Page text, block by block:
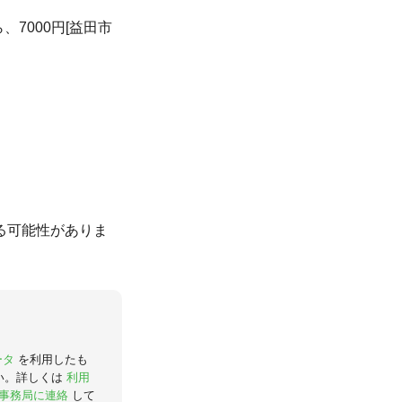
7000円[益田市
能性がありま
を利用したも
。詳しくは 利用
務局に連絡 して